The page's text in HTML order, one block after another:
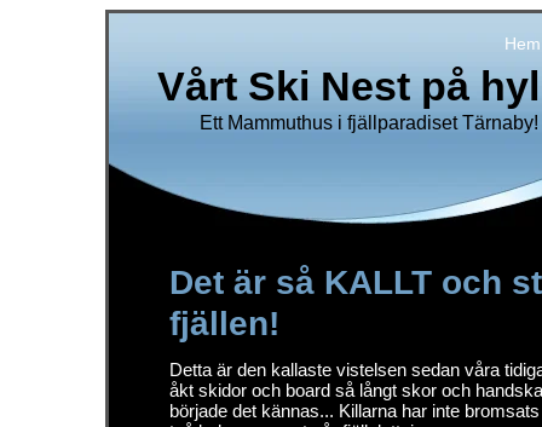
Vårt Ski Nest på
Ett Mammuthus i fjällparadiset Tärnaby!
Hem
Det är så KALLT och
fjällen!
Detta är den kallaste vistelsen sedan våra
åkt skidor och board så långt skor och
började det kännas... Killarna har inte